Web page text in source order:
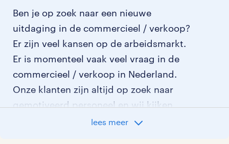
Ben je op zoek naar een nieuwe
uitdaging in de commercieel / verkoop?
Er zijn veel kansen op de arbeidsmarkt.
Er is momenteel vaak veel vraag in de
commercieel / verkoop in Nederland.
Onze klanten zijn altijd op zoek naar
gemotiveerd personeel en wij kijken
graag samen met je naar de organisatie
lees meer